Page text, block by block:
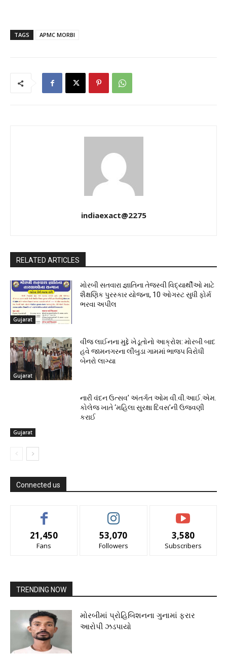
TAGS APMC MORBI
indiaexact@2275
RELATED ARTICLES
Gujarat
મોરબી સતવારા જ્ઞાતિના તેજસ્વી વિદ્યાર્થીઓ માટે
શૈક્ષણિક પુરસ્કાર યોજના, 10 ઓગસ્ટ સુધી ફોર્મ
ભરવા અપીલ
Gujarat
વીજ લાઈનના મુદ્દે ખેડૂતોનો આક્રોશ: મોરબી બાદ
હવે જામનગરના લીંબુડા ગામમાં ભાજપ વિરોધી
બેનરો લાગ્યા
Gujarat
નારી વંદન ઉત્સવ’ અંતર્ગત ઓમ વી.વી.આઈ.એમ.
કોલેજ ખાતે ‘મહિલા સુરક્ષા દિવસ’ની ઉજવણી
કરાઈ
Connected us
21,450
Fans
53,070
Followers
3,580
Subscribers
TRENDING NOW
મોરબીમાં પ્રોહિબિશનના ગુનામાં ફરાર
આરોપી ઝડપાયો